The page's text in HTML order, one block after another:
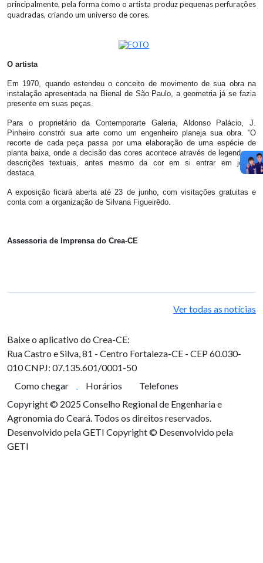
principalmente, pela forma como o artista produz pequenas perfurações
quadradas, criando um universo de cores.
O artista
Em 1970, quando estendeu o conceito de movimento de sua obra na
instalação apresentada na Bienal de São Paulo, a geometria já se fazia
presente em suas peças.
Para o proprietário da Contemporarte Galeria, Aldonso Palácio, J.
Pinheiro constrói sua arte como um engenheiro planeja sua obra. “O
recorte de cada peça passa por uma elaboração de uma espécie de
planta baixa, onde a decisão das cores acontece através de legendas e
descrições textuais, antes mesmo da cor em si entrar em jogo”,
destaca.
A exposição ficará aberta até 23 de junho, com visitações gratuitas e
conta com a organização de Silvana Figueirêdo.
Assessoria de Imprensa do Crea-CE
Ver todas as notícias
Baixe o aplicativo do Crea-CE:
Rua Castro e Silva, 81 - Centro Fortaleza-CE - CEP 60.030-
010CNPJ: 07.135.601/0001-50
Como chegar
Horários
Telefones
Copyright © 2025 Conselho Regional de Engenharia e
Agronomia do Ceará. Todos os direitos reservados.
Desenvolvido pela GETI Copyright © Desenvolvido pela
GETI